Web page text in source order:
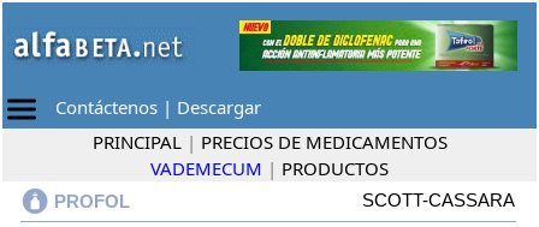
Contáctenos | Descargar
PRINCIPAL | PRECIOS DE MEDICAMENTOS
VADEMECUM | PRODUCTOS
PROFOL
SCOTT-CASSARA